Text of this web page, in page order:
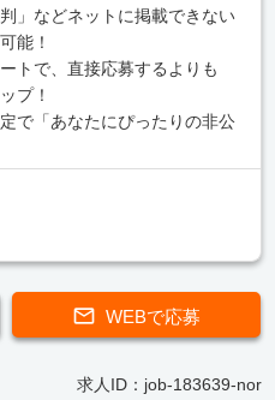
」などネットに掲載できない
能！
トで、直接応募するよりも
プ！
で「あなたにぴったりの非公
WEBで応募
求人ID：job-183639-nor